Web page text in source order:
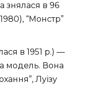
знялася в 96
“Монстр”
в 1951 р.) —
модель. Вона
Луізу